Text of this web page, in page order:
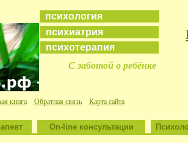
психология
психиатрия
психотерапия
С заботой о ребёнке
книга Обратная связь Карта сайта
On-line консультации